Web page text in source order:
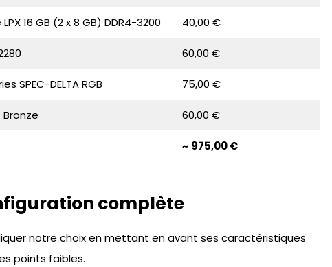
16 GB (2 x 8 GB) DDR4-3200 40,00 €
60,00 €
SPEC-DELTA RGB 75,00 €
Bronze 60,00 €
~ 975,00 €
complète
notre choix en mettant en avant ses caractéristiques
points faibles.